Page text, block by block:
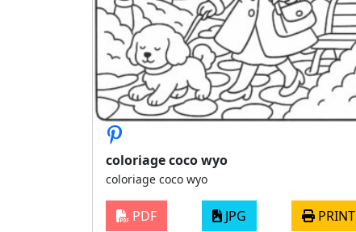
coloriage coco wyo
coloriage coco wyo
PDF JPG PRINT